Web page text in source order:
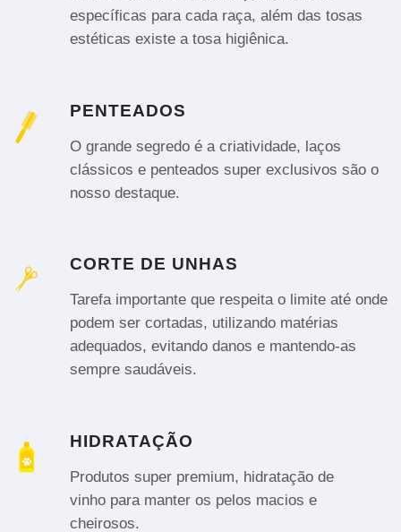
específicas para cada raça, além das tosas
estéticas existe a tosa higiênica.
PENTEADOS
O grande segredo é a criatividade, laços
clássicos e penteados super exclusivos são o
nosso destaque.
CORTE DE UNHAS
Tarefa importante que respeita o limite até onde
podem ser cortadas, utilizando matérias
adequados, evitando danos e mantendo-as
sempre saudáveis.
HIDRATAÇÃO
Produtos super premium, hidratação de
vinho para manter os pelos macios e
cheirosos.